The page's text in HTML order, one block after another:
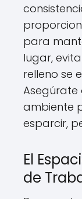
para
lugar,
relleno se
ambiente
esparcir,
El
de